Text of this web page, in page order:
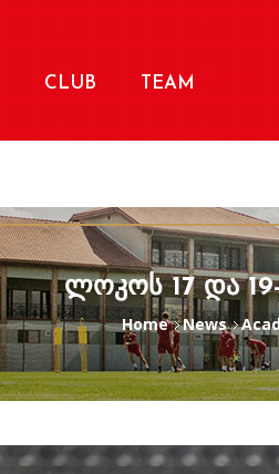
CLUB TEAM
ᲚᲝᲙᲝᲡ 17 ᲓᲐ
Home News